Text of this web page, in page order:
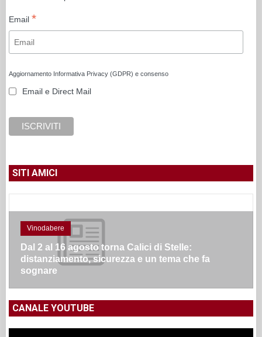
Email *
Aggiornamento Informativa Privacy (GDPR) e consenso
Email e Direct Mail
SITI AMICI
Vinodabere
Dal 2 al 16 agosto torna Calici di Stelle:
distanziamento, sicurezza e un tema che fa
sognare
CANALE YOUTUBE